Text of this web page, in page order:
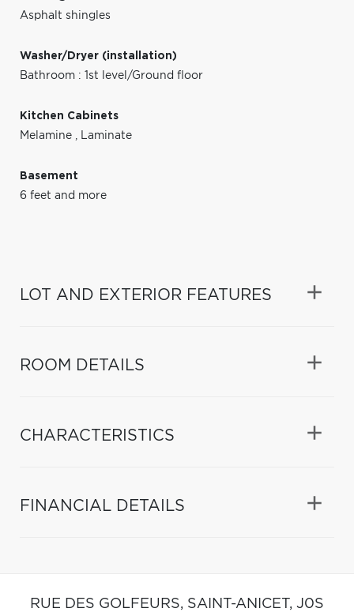
Asphalt shingles
Washer/Dryer (installation)
Bathroom : 1st level/Ground floor
Kitchen Cabinets
Melamine , Laminate
Basement
6 feet and more
LOT AND EXTERIOR FEATURES
ROOM DETAILS
CHARACTERISTICS
FINANCIAL DETAILS
RUE DES GOLFEURS, SAINT-ANICET, J0S